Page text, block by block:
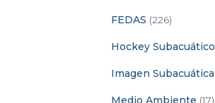
FEDAS (226)
Hockey Subacuático
Imagen Subacuática
Medio Ambiente (17)